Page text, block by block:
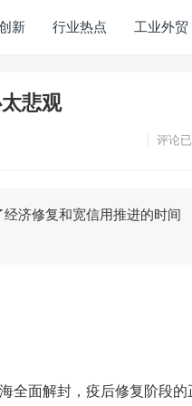
新 行业热点 工业外贸
悲观
评论
复和宽信用推进的时间
面解封，疫后修复阶段的